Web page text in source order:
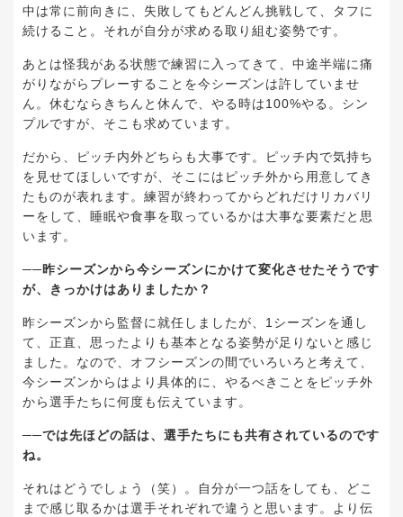
中は常に前向きに、失敗してもどんどん挑戦して、タフに
続けること。それが自分が求める取り組む姿勢です。
あとは怪我がある状態で練習に入ってきて、中途半端に痛
がりながらプレーすることを今シーズンは許していませ
ん。休むならきちんと休んで、やる時は100%やる。シン
プルですが、そこも求めています。
だから、ピッチ内外どちらも大事です。ピッチ内で気持ち
を見せてほしいですが、そこにはピッチ外から用意してき
たものが表れます。練習が終わってからどれだけリカバリ
ーをして、睡眠や食事を取っているかは大事な要素だと思
います。
──昨シーズンから今シーズンにかけて変化させたそうです
が、きっかけはありましたか？
昨シーズンから監督に就任しましたが、1シーズンを通し
て、正直、思ったよりも基本となる姿勢が足りないと感じ
ました。なので、オフシーズンの間でいろいろと考えて、
今シーズンからはより具体的に、やるべきことをピッチ外
から選手たちに何度も伝えています。
──では先ほどの話は、選手たちにも共有されているのです
ね。
それはどうでしょう（笑）。自分が一つ話をしても、どこ
まで感じ取るかは選手それぞれで違うと思います。より伝